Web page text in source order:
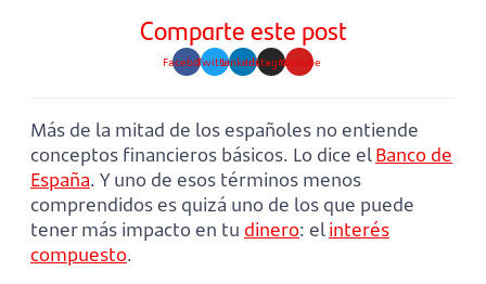
Comparte este post
FacebookTwitterLinkedinInstagramYoutube
Más de la mitad de los españoles no entiende
conceptos financieros básicos. Lo dice elBanco de
España. Y uno de esos términos menos
comprendidos es quizá uno de los que puede
tener más impacto en tu dinero: elinterés
compuesto.